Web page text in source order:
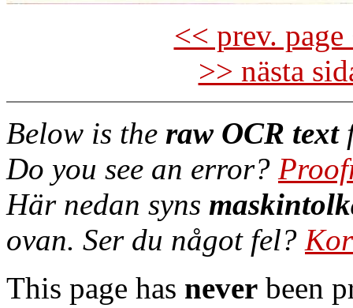
<< prev.
>> nästa
Below is the raw OCR text
Do you see an error?
Här nedan syns
ovan. Ser du något fel?
This page has never been